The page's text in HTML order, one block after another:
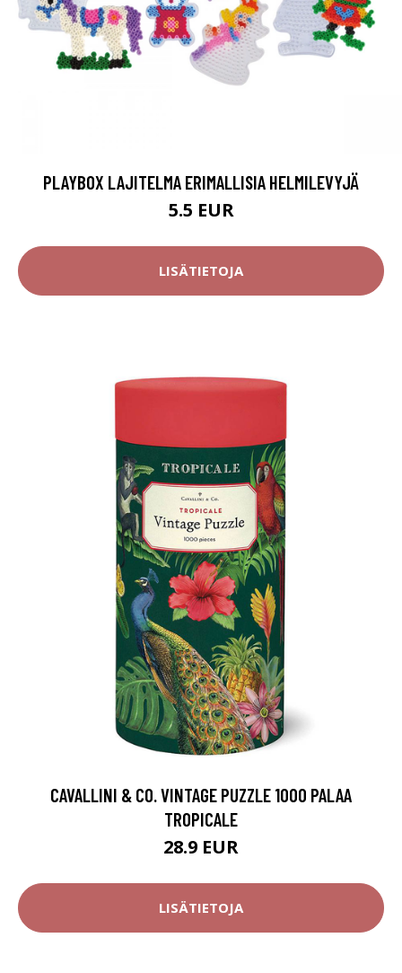
PLAYBOX LAJITELMA ERIMALLISIA HELMILEVYJÄ
5.5 EUR
LISÄTIETOJA
CAVALLINI & CO. VINTAGE PUZZLE 1000 PALAA
TROPICALE
28.9 EUR
LISÄTIETOJA